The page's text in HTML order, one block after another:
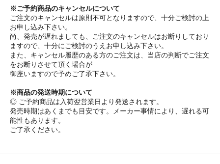
※ご予約商品のキャンセルについて
ご注文のキャンセルは原則不可となりますので、十分ご検討の上
お申し込み下さい。
尚、発売が遅れましても、ご注文のキャンセルはお断りしており
ますので、十分にご検討のうえお申し込み下さい。
また、キャンセル履歴のある方のご注文は、当店の判断でご注文
をお断りさせて頂く場合が
御座いますので予めご了承下さい。
※商品の発送時期について
◎ ご予約商品は入荷翌営業日より発送されます。
発売時期はあくまでも目安です。メーカー事情により、遅れる可
能性もあります。
ご了承ください。